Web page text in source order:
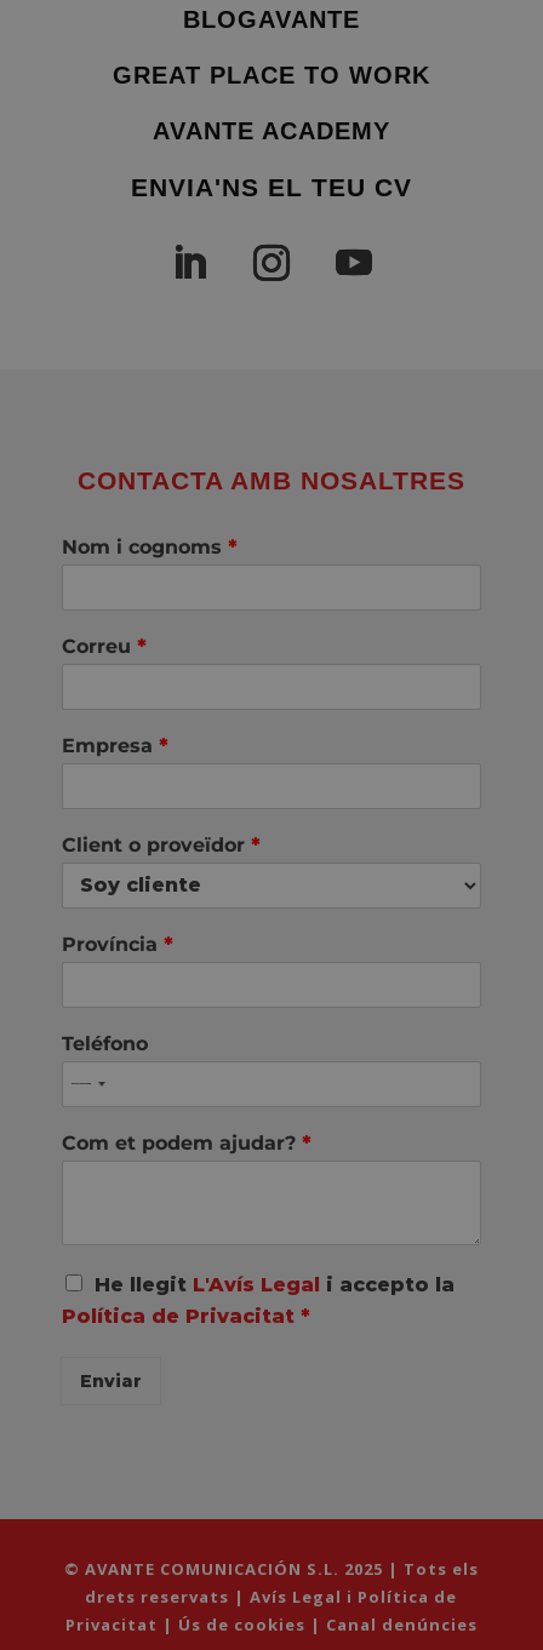
BLOGAVANTE
GREAT PLACE TO WORK
AVANTE ACADEMY
ENVIA'NS EL TEU CV
CONTACTA AMB NOSALTRES
Nom i cognoms *
Correu *
Empresa *
Client o proveïdor *
Província *
Teléfono
Com et podem ajudar? *
A
c
u
D
He llegit L'Avís Legal i accepto la
Política de Privacitat *
Enviar
© AVANTE COMUNICACIÓN S.L. 2025 | Tots els
drets reservats |Avís Legal i Política de
Privacitat | Ús de cookies | Canal denúncies